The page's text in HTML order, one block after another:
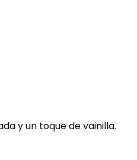
y un toque de vainilla.